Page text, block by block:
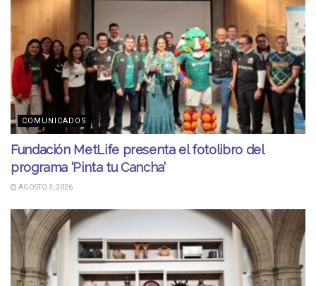
COMUNICADOS
Fundación MetLife presenta el fotolibro del
programa ‘Pinta tu Cancha’
AGOSTO 3, 2026